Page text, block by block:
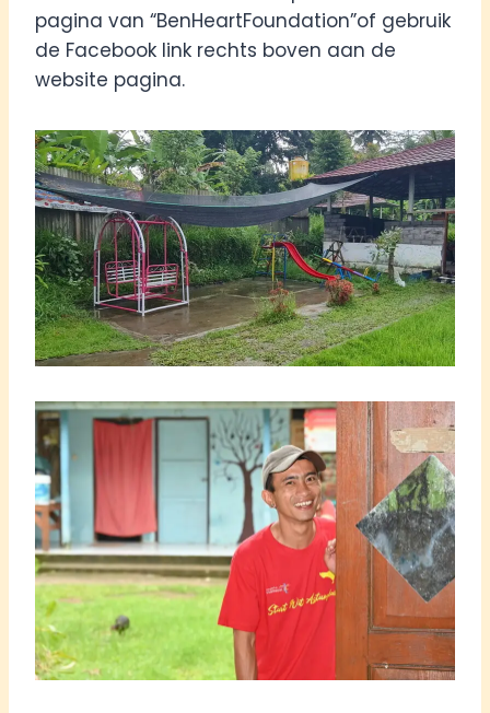
pagina van “BenHeartFoundation”of gebruik
de Facebook link rechts boven aan de
website pagina.